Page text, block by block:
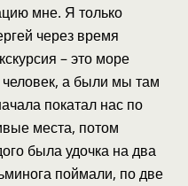
мне. Я только
через время
– это море
а были мы там
покатал нас по
места, потом
была удочка на два
поймали, по две